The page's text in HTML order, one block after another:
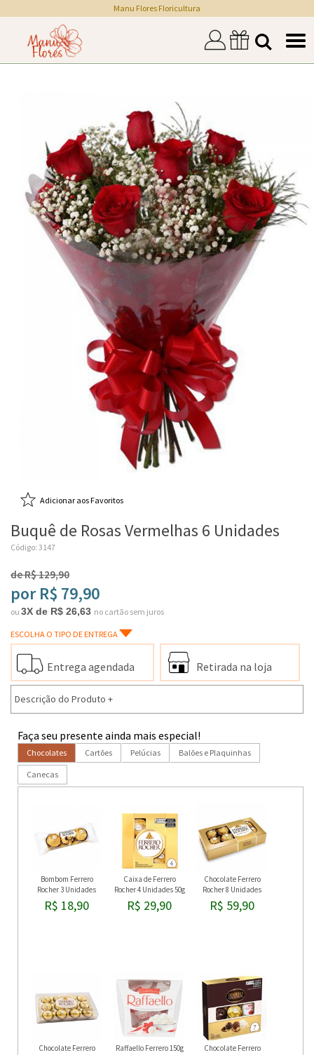
Manu Flores Floricultura
Adicionar aos Favoritos
Buquê de Rosas Vermelhas 6 Unidades
Código: 3147
de R$ 129,90
por R$ 79,90
ou 3X de R$ 26,63 no cartão sem juros
ESCOLHA O TIPO DE ENTREGA
Entrega agendada Retirada na loja
Descrição do Produto +
Faça seu presente ainda mais especial!
Chocolates Cartões Pelúcias Balões e Plaquinhas
Canecas
Bombom Ferrero
Rocher 3 Unidades
R$ 18,90
Caixa de Ferrero
Rocher 4 Unidades 50g
R$ 29,90
Chocolate Ferrero
Rocher 8 Unidades
R$ 59,90
Chocolate Ferrero
Raffaello Ferrero 150g
Chocolate Ferrero